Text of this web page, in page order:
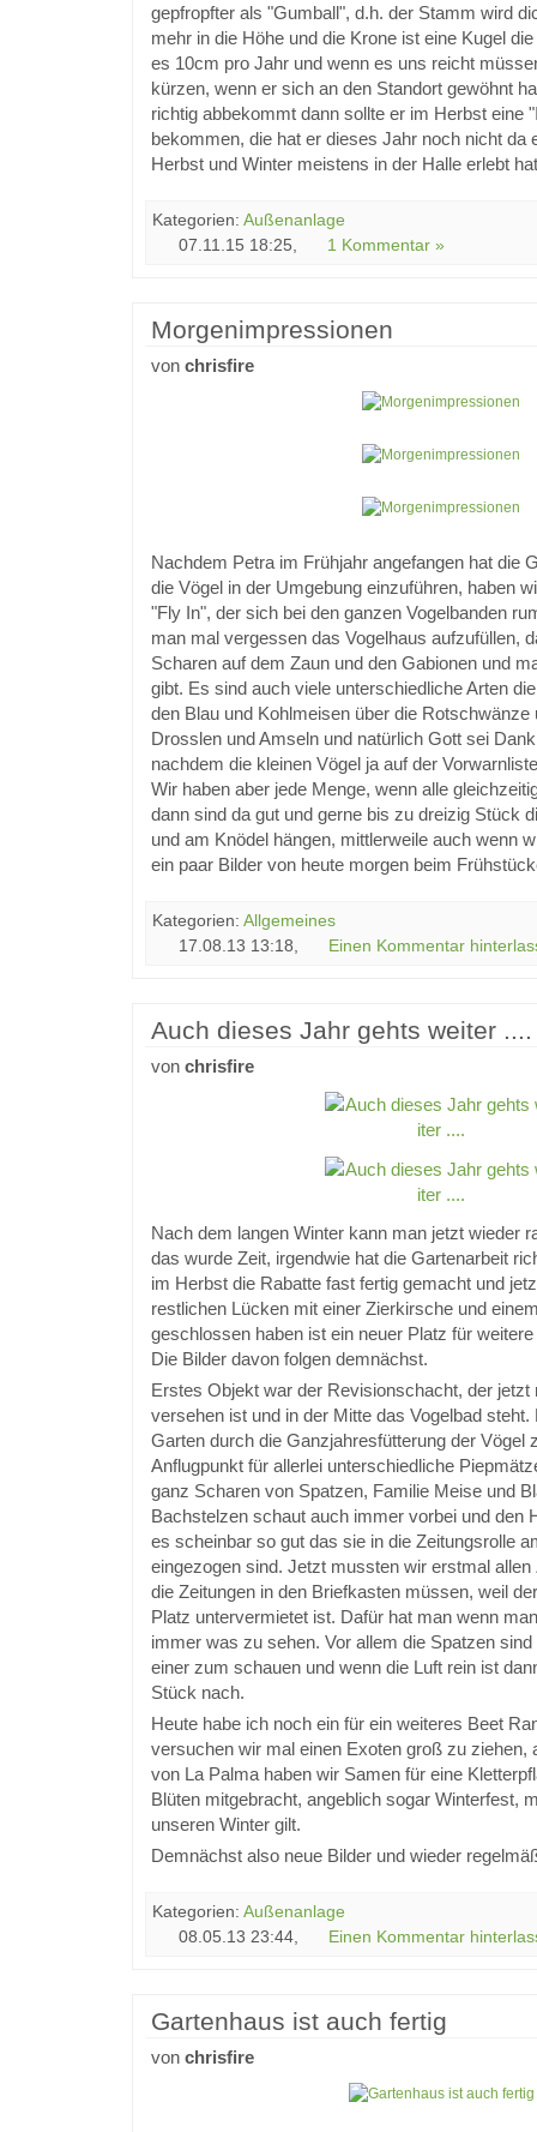
gepfropfter als "Gumball", d.h. der Stamm wird
mehr in die Höhe und die Krone ist eine Kugel
es 10cm pro Jahr und wenn es uns reicht
kürzen, wenn er sich an den Standort gewöhnt
richtig abbekommt dann sollte er im Herbst eine
bekommen, die hat er dieses Jahr noch nicht da
Herbst und Winter meistens in der Halle erlebt
Kategorien: Außenanlage
07.11.15 18:25,
1 Kommentar »
Morgenimpressionen
von chrisfire
Nachdem Petra im Frühjahr angefangen hat die
die Vögel in der Umgebung einzuführen, haben
"Fly In", der sich bei den ganzen Vogelbanden
man mal vergessen das Vogelhaus aufzufüllen,
Scharen auf dem Zaun und den Gabionen und
gibt. Es sind auch viele unterschiedliche Arten
den Blau und Kohlmeisen über die
Drosslen und Amseln und natürlich Gott sei
nachdem die kleinen Vögel ja auf der
Wir haben aber jede Menge, wenn alle
dann sind da gut und gerne bis zu dreizig Stück
und am Knödel hängen, mittlerweile auch wenn
ein paar Bilder von heute morgen beim
Kategorien: Allgemeines
17.08.13 13:18,
Einen Kommentar
Auch dieses Jahr gehts weiter ....
von chrisfire
Nach dem langen Winter kann man jetzt wieder
das wurde Zeit, irgendwie hat die Gartenarbeit
im Herbst die Rabatte fast fertig gemacht und
restlichen Lücken mit einer Zierkirsche und
geschlossen haben ist ein neuer Platz für
Die Bilder davon folgen demnächst.
Erstes Objekt war der Revisionschacht, der jetzt
versehen ist und in der Mitte das Vogelbad
Garten durch die Ganzjahresfütterung der Vögel
Anflugpunkt für allerlei unterschiedliche
ganz Scharen von Spatzen, Familie Meise und
Bachstelzen schaut auch immer vorbei und den
es scheinbar so gut das sie in die Zeitungsrolle
eingezogen sind. Jetzt mussten wir erstmal allen
die Zeitungen in den Briefkasten müssen, weil
Platz untervermietet ist. Dafür hat man wenn
immer was zu sehen. Vor allem die Spatzen
einer zum schauen und wenn die Luft rein ist
Stück nach.
Heute habe ich noch ein für ein weiteres Beet
versuchen wir mal einen Exoten groß zu ziehen,
von La Palma haben wir Samen für eine
Blüten mitgebracht, angeblich sogar Winterfest,
unseren Winter gilt.
Demnächst also neue Bilder und wieder
Kategorien: Außenanlage
08.05.13 23:44,
Einen Kommentar
Gartenhaus ist auch fertig
von chrisfire